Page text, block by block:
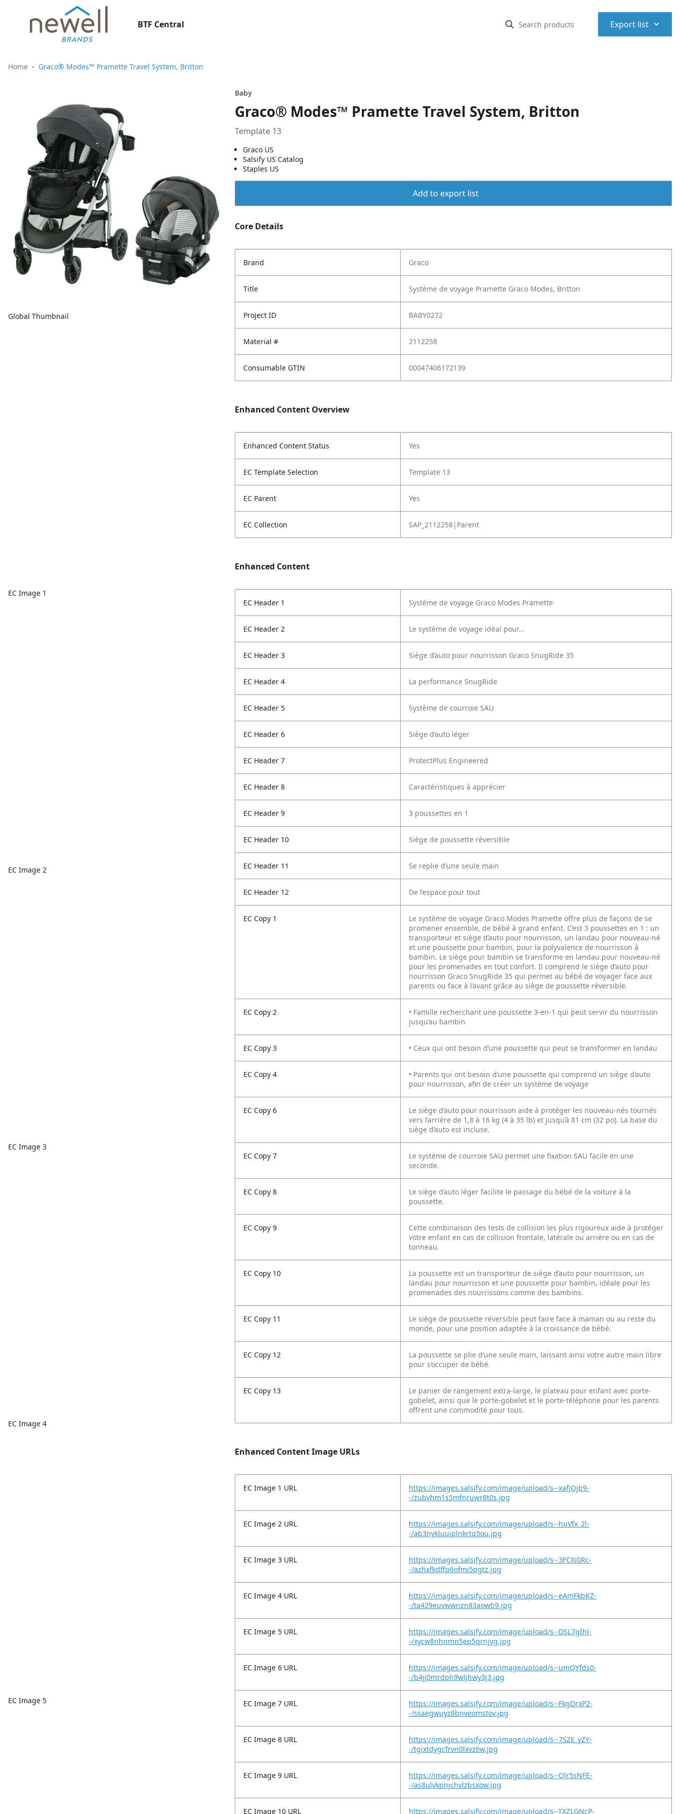
BTF Central Export list ⌃
Home Graco® Modes™ Pramette Travel System, Britton
Global Thumbnail
EC Image 1
EC Image 2
EC Image 3
EC Image 4
EC Image 5
Baby
Graco® Modes™ Pramette Travel System, Britton
Template 13
Graco US
Salsify US Catalog
Staples US
Add to export list
Core Details
Brand Graco
Title Système de voyage Pramette Graco Modes, Britton
Project ID BABY0272
Material # 2112258
Consumable GTIN 00047406172139
Enhanced Content Overview
Enhanced Content Status Yes
EC Template Selection Template 13
EC Parent Yes
EC Collection SAP_2112258|Parent
Enhanced Content
EC Header 1 Système de voyage Graco Modes Pramette
EC Header 2 Le système de voyage idéal pour…
EC Header 3 Siège d’auto pour nourrisson Graco SnugRide 35
EC Header 4 La performance SnugRide
EC Header 5 Système de courroie SAU
EC Header 6 Siège d’auto léger
EC Header 7 ProtectPlus Engineered
EC Header 8 Caractéristiques à apprécier
EC Header 9 3 poussettes en 1
EC Header 10 Siège de poussette réversible
EC Header 11 Se replie d’une seule main
EC Header 12 De l’espace pour tout
EC Copy 1
Le système de voyage Graco Modes Pramette offre plus de façons de se
promener ensemble, de bébé à grand enfant. C’est 3 poussettes en 1 : un
transporteur et siège d’auto pour nourrisson, un landau pour nouveau-né
et une poussette pour bambin, pour la polyvalence de nourrisson à
bambin. Le siège pour bambin se transforme en landau pour nouveau-né
pour les promenades en tout confort. Il comprend le siège d’auto pour
nourrisson Graco SnugRide 35 qui permet au bébé de voyager face aux
parents ou face à l’avant grâce au siège de poussette réversible.
EC Copy 2
• Famille recherchant une poussette 3-en-1 qui peut servir du nourrisson
jusqu’au bambin
EC Copy 3 • Ceux qui ont besoin d’une poussette qui peut se transformer en landau
EC Copy 4
• Parents qui ont besoin d’une poussette qui comprend un siège d’auto
pour nourrisson, afin de créer un système de voyage
EC Copy 6
Le siège d’auto pour nourrisson aide à protéger les nouveau-nés tournés
vers l’arrière de 1,8 à 16 kg (4 à 35 lb) et jusqu’à 81 cm (32 po). La base du
siège d’auto est incluse.
EC Copy 7
Le système de courroie SAU permet une fixation SAU facile en une
seconde.
EC Copy 8
Le siège d’auto léger facilite le passage du bébé de la voiture à la
poussette.
EC Copy 9
Cette combinaison des tests de collision les plus rigoureux aide à protéger
votre enfant en cas de collision frontale, latérale ou arrière ou en cas de
tonneau.
EC Copy 10
La poussette est un transporteur de siège d’auto pour nourrisson, un
landau pour nourrisson et une poussette pour bambin, idéale pour les
promenades des nourrissons comme des bambins.
EC Copy 11
Le siège de poussette réversible peut faire face à maman ou au reste du
monde, pour une position adaptée à la croissance de bébé.
EC Copy 12
La poussette se plie d’une seule main, laissant ainsi votre autre main libre
pour s’occuper de bébé.
EC Copy 13
Le panier de rangement extra-large, le plateau pour enfant avec porte-
gobelet, ainsi que le porte-gobelet et le porte-téléphone pour les parents
offrent une commodité pour tous.
Enhanced Content Image URLs
EC Image 1 URL
https://images.salsify.com/image/upload/s--xafjOjb9-
-/zubvhm1s5mfnruwr8t0s.jpg
EC Image 2 URL
https://images.salsify.com/image/upload/s--huVfx_2l-
-/ab3nykluuiplnkrtq5ou.jpg
EC Image 3 URL
https://images.salsify.com/image/upload/s--3FCXi0Rc-
-/azhxfkdffp6ofmi5pgtz.jpg
EC Image 4 URL
https://images.salsify.com/image/upload/s--eAmFkbKZ-
-/ta429euvwwnzn83aowb9.jpg
EC Image 5 URL
https://images.salsify.com/image/upload/s--DSL7gIhJ-
-/xycw8nhnmn5ep5qrnjyg.jpg
EC Image 6 URL
https://images.salsify.com/image/upload/s--umQYfds0-
-/b4jj0mrdph9wljhwy3j3.jpg
EC Image 7 URL
https://images.salsify.com/image/upload/s--FkgDrxP2-
-/ssaegwuyz8bnveomstov.jpg
EC Image 8 URL
https://images.salsify.com/image/upload/s--7SZE_yZY-
-/tgixtdygcfrvn0lxvz6w.jpg
EC Image 9 URL
https://images.salsify.com/image/upload/s--Qlr5sNFE-
-/as8ulvkpnjchvlzbsxow.jpg
EC Image 10 URL https://images.salsify.com/image/upload/s--TXZLGNcP-